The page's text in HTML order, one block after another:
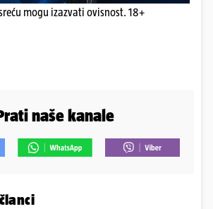
mogu izazvati ovisnost. 18+
naše kanale